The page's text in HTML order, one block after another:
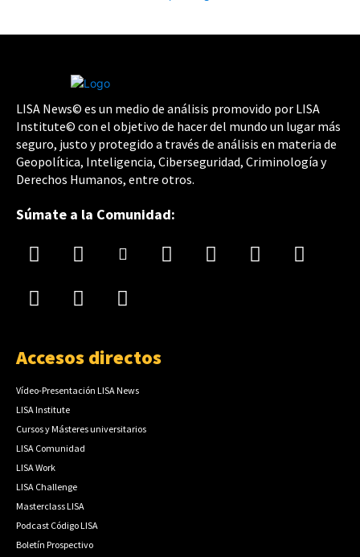
LISA News© es un medio de análisis promovido por LISA
Institute© con el objetivo de hacer del mundo un lugar más
seguro, justo y protegido a través de análisis en materia de
Geopolítica, Inteligencia, Ciberseguridad, Criminología y
Derechos Humanos, entre otros.
Súmate a la Comunidad:
Accesos directos
Vídeo-Presentación LISA News
LISA Institute
Cursos y Másteres universitarios
LISA Comunidad
LISA Work
LISA Challenge
Masterclass LISA
Podcast Código LISA
Boletín Prospectivo